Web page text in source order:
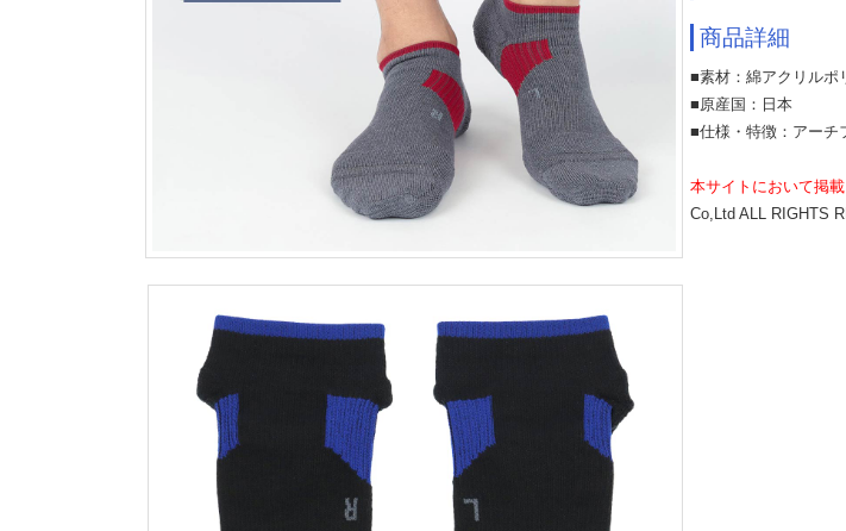
商品詳細
■素材：綿アクリルポ
■原産国：日本
■仕様・特徴：アーチ
本サイトにおいて掲
Co,Ltd ALL RIGHTS